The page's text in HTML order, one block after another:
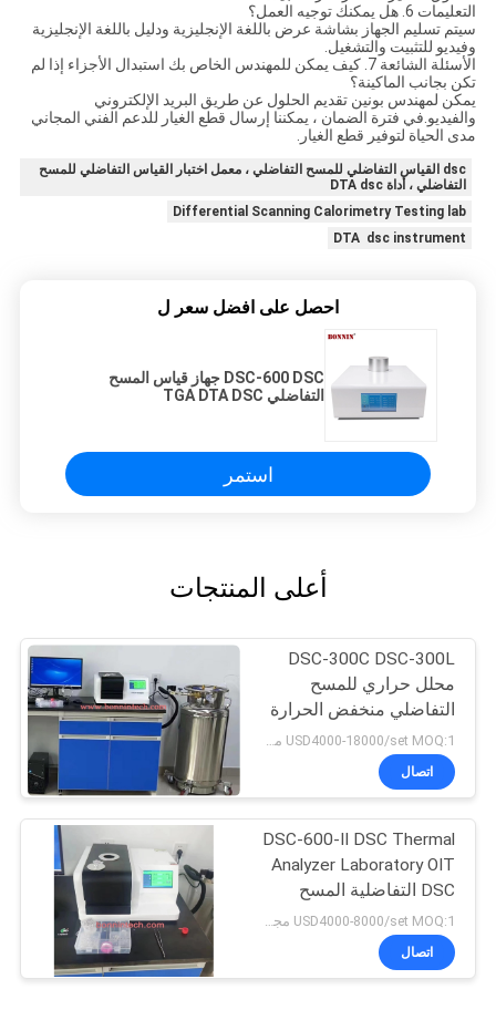
التعليمات 6. هل يمكنك توجيه العمل؟
سيتم تسليم الجهاز بشاشة عرض باللغة الإنجليزية ودليل باللغة الإنجليزية
وفيديو للتثبيت والتشغيل.
الأسئلة الشائعة 7. كيف يمكن للمهندس الخاص بك استبدال الأجزاء إذا لم
تكن بجانب الماكينة؟
يمكن لمهندس بونين تقديم الحلول عن طريق البريد الإلكتروني
والفيديو.في فترة الضمان ، يمكننا إرسال قطع الغيار للدعم الفني المجاني
مدى الحياة لتوفير قطع الغيار.
dsc القياس التفاضلي للمسح التفاضلي ، معمل اختبار القياس التفاضلي للمسح
التفاضلي ، أداة DTA dsc
Differential Scanning Calorimetry Testing lab
DTA dsc instrument
احصل على افضل سعر ل
DSC-600 DSC جهاز قياس المسح
التفاضلي TGA DTA DSC
استمر
أعلى المنتجات
DSC-300C DSC-300L
محلل حراري للمسح
التفاضلي منخفض الحرارة
DSC
اتصال
DSC-600-II DSC Thermal
Analyzer Laboratory OIT
DSC التفاضلية المسح
التفاضلي المسعر
اتصال